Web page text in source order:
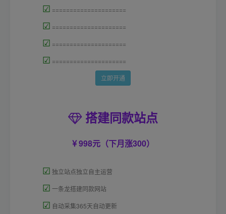
☑ =====================
☑ =====================
☑ =====================
☑ =====================
立即开通
搭建同款站点
998元（下月涨300）
☑ 独立站点独立自主运营
☑ 一条龙搭建同款网站
☑ 自动采集365天自动更新